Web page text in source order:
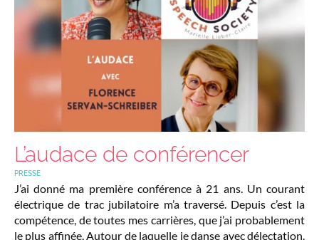
L’audace de conférencer
PRESSE
J’ai donné ma première conférence à 21 ans. Un courant
électrique de trac jubilatoire m’a traversé. Depuis c’est la
compétence, de toutes mes carrières, que j’ai probablement
le plus affinée. Autour de laquelle je danse avec délectation.